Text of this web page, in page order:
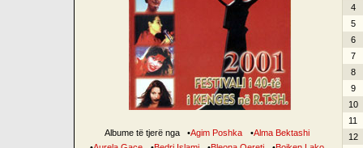
Albume të tjerë nga •Agim Poshka •Alma Bektashi
4
5
6
7
8
9
10
11
12